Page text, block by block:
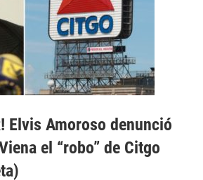
Elvis Amoroso denunció
el “robo” de Citgo